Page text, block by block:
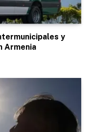
y
Armenia